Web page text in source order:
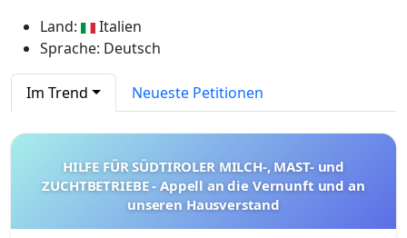
Land:
Italien
Sprache: Deutsch
Im Trend Neueste Petitionen
HILFE FÜR SÜDTIROLER MILCH-, MAST- und
ZUCHTBETRIEBE - Appell an die Vernunft und an
unseren Hausverstand